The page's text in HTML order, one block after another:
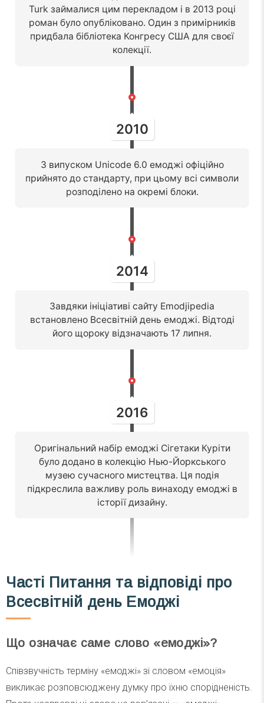
Turk займалися цим перекладом і в 2013 році
роман було опубліковано. Один з примірників
придбала бібліотека Конгресу США для своєї
колекції.
2010
З випуском Unicode 6.0 емоджі офіційно
прийнято до стандарту, при цьому всі символи
розподілено на окремі блоки.
2014
Завдяки ініціативі сайту Emodjipedia
встановлено Всесвітній день емоджі. Відтоді
його щороку відзначають 17 липня.
2016
Оригінальний набір емоджі Сігетаки Куріти
було додано в колекцію Нью-Йоркського
музею сучасного мистецтва. Ця подія
підкреслила важливу роль винаходу емоджі в
історії дизайну.
Часті Питання та відповіді про
Всесвітній день Емоджі
Що означає саме слово «емоджі»?
Співзвучність терміну «емоджі» зі словом «емоція»
викликає розповсюджену думку про їхню спорідненість.